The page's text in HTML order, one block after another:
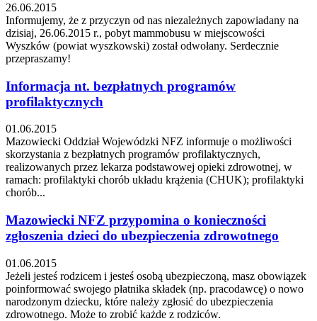
26.06.2015
Informujemy, że z przyczyn od nas niezależnych zapowiadany na
dzisiaj, 26.06.2015 r., pobyt mammobusu w miejscowości
Wyszków (powiat wyszkowski) został odwołany. Serdecznie
przepraszamy!
Informacja nt. bezpłatnych programów
profilaktycznych
01.06.2015
Mazowiecki Oddział Wojewódzki NFZ informuje o możliwości
skorzystania z bezpłatnych programów profilaktycznych,
realizowanych przez lekarza podstawowej opieki zdrowotnej, w
ramach: profilaktyki chorób układu krążenia (CHUK); profilaktyki
chorób...
Mazowiecki NFZ przypomina o konieczności
zgłoszenia dzieci do ubezpieczenia zdrowotnego
01.06.2015
Jeżeli jesteś rodzicem i jesteś osobą ubezpieczoną, masz obowiązek
poinformować swojego płatnika składek (np. pracodawcę) o nowo
narodzonym dziecku, które należy zgłosić do ubezpieczenia
zdrowotnego. Może to zrobić każde z rodziców.